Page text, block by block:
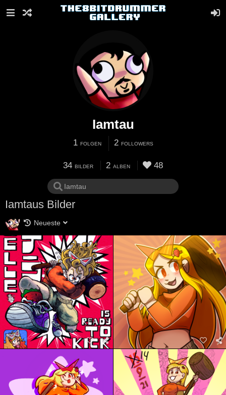
Iamtau
1 FOLGEN 2 FOLLOWERS
34 BILDER 2 ALBEN 48
Iamtaus Bilder
Neueste